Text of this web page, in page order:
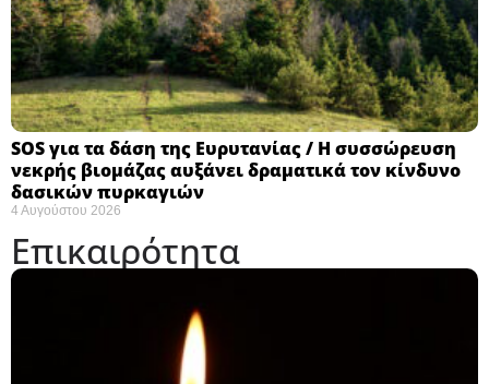
SOS για τα δάση της Ευρυτανίας / Η συσσώρευση
νεκρής βιομάζας αυξάνει δραματικά τον κίνδυνο
δασικών πυρκαγιών
4 Αυγούστου 2026
Επικαιρότητα